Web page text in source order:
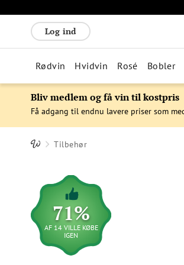
Log ind
Rødvin Hvidvin Rosé Bobler
Bliv medlem og få vin til kostpris
Få adgang til endnu lavere priser som
Tilbehør
71%
AF 14 VILLE KØBE
IGEN